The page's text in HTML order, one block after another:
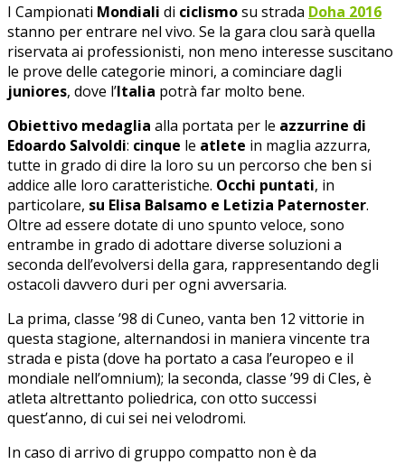
I Campionati Mondiali di ciclismosu strada Doha 2016
stanno per entrare nel vivo. Se la gara clou sarà quella
riservata ai professionisti, non meno interesse suscitano
le prove delle categorie minori, a cominciare dagli
juniores, dove l’Italia potrà far molto bene.
Obiettivo medaglia alla portata per le azzurrine di
Edoardo Salvoldi: cinque le atlete in maglia azzurra,
tutte in grado di dire la loro su un percorso che ben si
addice alle loro caratteristiche. Occhi puntati, in
particolare, su Elisa Balsamo e Letizia Paternoster.
Oltre ad essere dotate di uno spunto veloce, sono
entrambe in grado di adottare diverse soluzioni a
seconda dell’evolversi della gara, rappresentando degli
ostacoli davvero duri per ogni avversaria.
La prima, classe ’98 di Cuneo, vanta ben 12 vittorie in
questa stagione, alternandosi in maniera vincente tra
strada e pista (dove ha portato a casa l’europeo e il
mondiale nell’omnium); la seconda, classe ’99 di Cles, è
atleta altrettanto poliedrica, con otto successi
quest’anno, di cui sei nei velodromi.
In caso di arrivo di gruppo compatto non è da